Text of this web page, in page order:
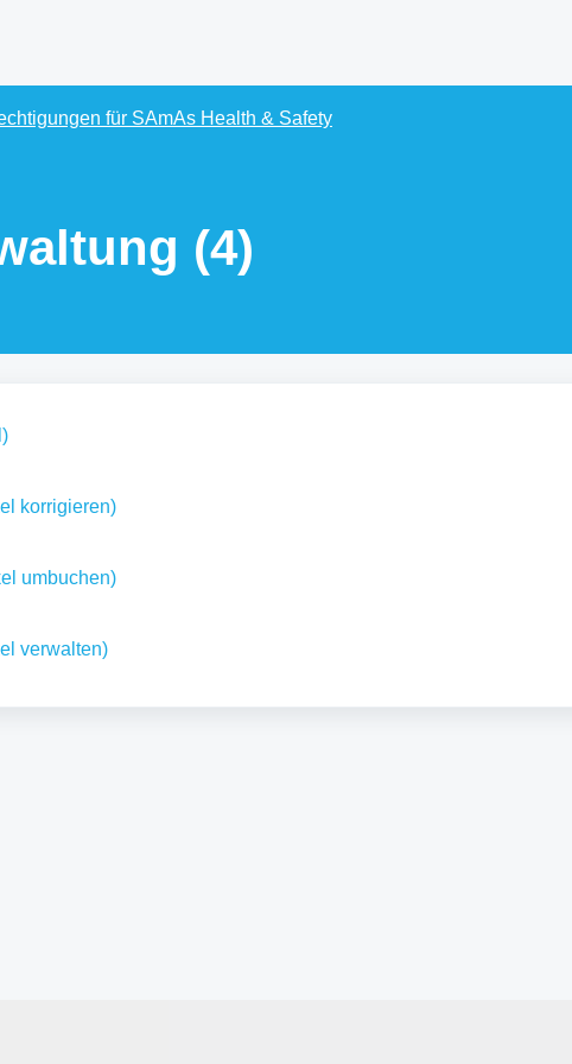
für SAmAs Health & Safety
(4)
korrigieren)
umbuchen)
verwalten)